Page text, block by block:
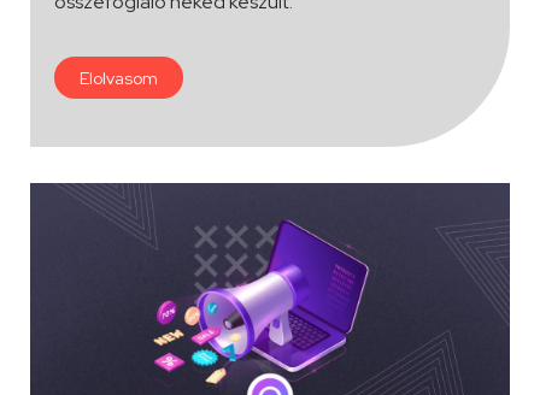
Elolvasom